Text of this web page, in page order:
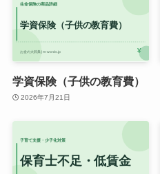
学資保険（子供の教育費）
2026年7月21日